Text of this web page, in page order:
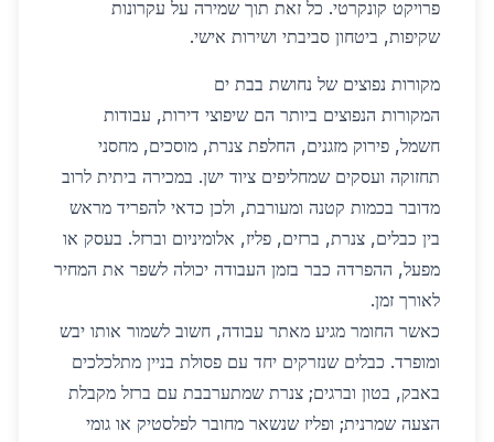
פרויקט קונקרטי. כל זאת תוך שמירה על עקרונות
שקיפות, ביטחון סביבתי ושירות אישי.
מקורות נפוצים של נחושת בבת ים
המקורות הנפוצים ביותר הם שיפוצי דירות, עבודות
חשמל, פירוק מזגנים, החלפת צנרת, מוסכים, מחסני
תחזוקה ועסקים שמחליפים ציוד ישן. במכירה ביתית לרוב
מדובר בכמות קטנה ומעורבת, ולכן כדאי להפריד מראש
בין כבלים, צנרת, ברזים, פליז, אלומיניום וברזל. בעסק או
מפעל, ההפרדה כבר בזמן העבודה יכולה לשפר את המחיר
לאורך זמן.
כאשר החומר מגיע מאתר עבודה, חשוב לשמור אותו יבש
ומופרד. כבלים שנזרקים יחד עם פסולת בניין מתלכלכים
באבק, בטון וברגים; צנרת שמתערבבת עם ברזל מקבלת
הצעה שמרנית; ופליז שנשאר מחובר לפלסטיק או גומי